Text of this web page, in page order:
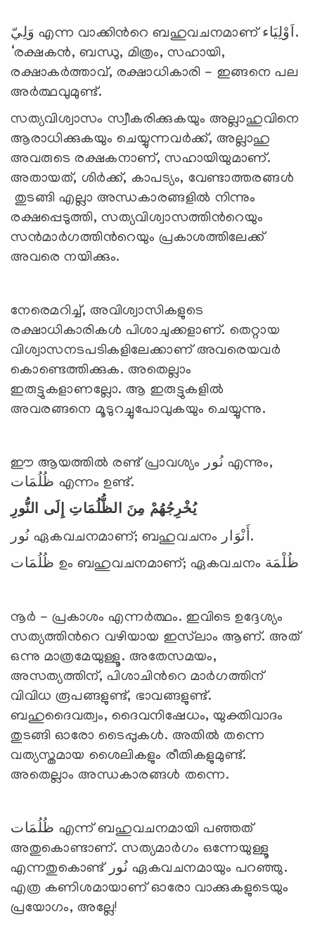
وَلِيّ എന്ന വാക്കിന്‍റെ ബഹുവചനമാണ് اَوْلِيَاء.
‘രക്ഷകന്‍, ബന്ധു, മിത്രം, സഹായി,
രക്ഷാകര്‍ത്താവ്, രക്ഷാധികാരി - ഇങ്ങനെ പല
അര്‍ത്ഥവുമുണ്ട്.
സത്യവിശ്വാസം സ്വീകരിക്കുകയും അല്ലാഹുവിനെ
ആരാധിക്കുകയും ചെയ്യുന്നവര്‍ക്ക്, അല്ലാഹു
അവരുടെ രക്ഷകനാണ്, സഹായിയുമാണ്.
അതായത്, ശിര്‍ക്ക്, കാപട്യം, വേണ്ടാത്തരങ്ങള്‍
തുടങ്ങി എല്ലാ അന്ധകാരങ്ങളില്‍ നിന്നും
രക്ഷപ്പെടുത്തി, സത്യവിശ്വാസത്തിന്‍റെയും
സന്‍മാര്‍ഗത്തിന്‍റെയും പ്രകാശത്തിലേക്ക്
അവരെ നയിക്കും.
നേരെമറിച്ച്, അവിശ്വാസികളുടെ
രക്ഷാധികാരികള്‍ പിശാചുക്കളാണ്. തെറ്റായ
വിശ്വാസനടപടികളിലേക്കാണ് അവരെയവര്‍
കൊണ്ടെത്തിക്കുക. അതെല്ലാം
ഇരുട്ടുകളാണല്ലോ. ആ ഇരുട്ടുകളില്‍
അവരങ്ങനെ മൂടുറച്ചുപോവുകയും ചെയ്യുന്നു.
ഈ ആയത്തില്‍ രണ്ട് പ്രാവശ്യം نُور എന്നും,
ظُلُمَات എന്നം ഉണ്ട്.
يُخْرِجُهُمْ مِنَ الظُّلُمَاتِ إِلَى النُّورِ
نُور ഏകവചനമാണ്; ബഹുവചനം أَنْوَار.
ظُلُمَات ഉം ബഹുവചനമാണ്; ഏകവചനം ظُلْمَة
നൂര്‍ - പ്രകാശം എന്നര്‍ത്ഥം. ഇവിടെ ഉദ്ദേശ്യം
സത്യത്തിന്‍റെ വഴിയായ ഇസ്‌ലാം ആണ്. അത്
ഒന്നു മാത്രമേയുള്ളൂ. അതേസമയം,
അസത്യത്തിന്, പിശാചിന്‍റെ മാര്‍ഗത്തിന്
വിവിധ രൂപങ്ങളുണ്ട്, ഭാവങ്ങളുണ്ട്.
ബഹുദൈവത്വം, ദൈവനിഷേധം, യുക്തിവാദം
തുടങ്ങി ഓരോ ടൈപ്പുകള്‍. അതില്‍ തന്നെ
വത്യസ്തമായ ശൈലികളും രീതികളുമുണ്ട്.
അതെല്ലാം അന്ധകാരങ്ങള്‍ തന്നെ.
ظُلُمَات എന്ന് ബഹുവചനമായി പഞ്ഞത്
അതുകൊണ്ടാണ്. സത്യമാര്‍ഗം ഒന്നേയുള്ളൂ
എന്നതുകൊണ്ട് نُور ഏകവചനമായും പറഞ്ഞു.
എത്ര കണിശമായാണ് ഓരോ വാക്കുകളുടെയും
പ്രയോഗം, അല്ലേ!